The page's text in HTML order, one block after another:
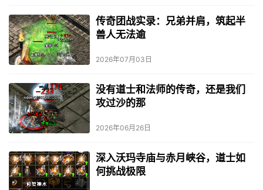
传奇团战实录：兄弟并肩，筑起半
兽人无法逾
2026年07月03日
没有道士和法师的传奇，还是我们
攻过沙的那
2026年06月26日
深入沃玛寺庙与赤月峡谷，道士如
何挑战极限